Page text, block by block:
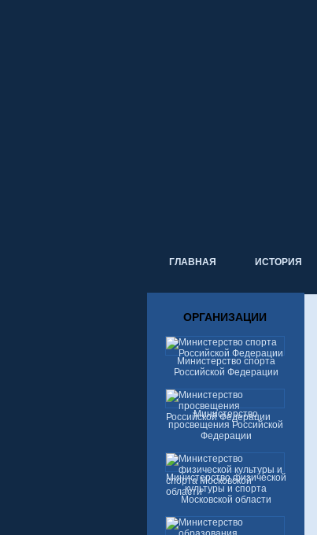
ГЛАВНАЯ ИСТОРИЯ
ОРГАНИЗАЦИИ
Министерство спорта
Российской Федерации
Министерство
просвещения Российской
Федерации
Министерство физической
культуры и спорта
Московской области